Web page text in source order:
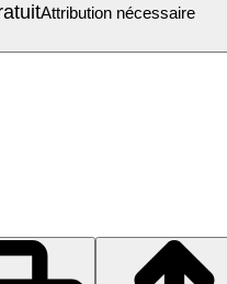
Attribution nécessaire